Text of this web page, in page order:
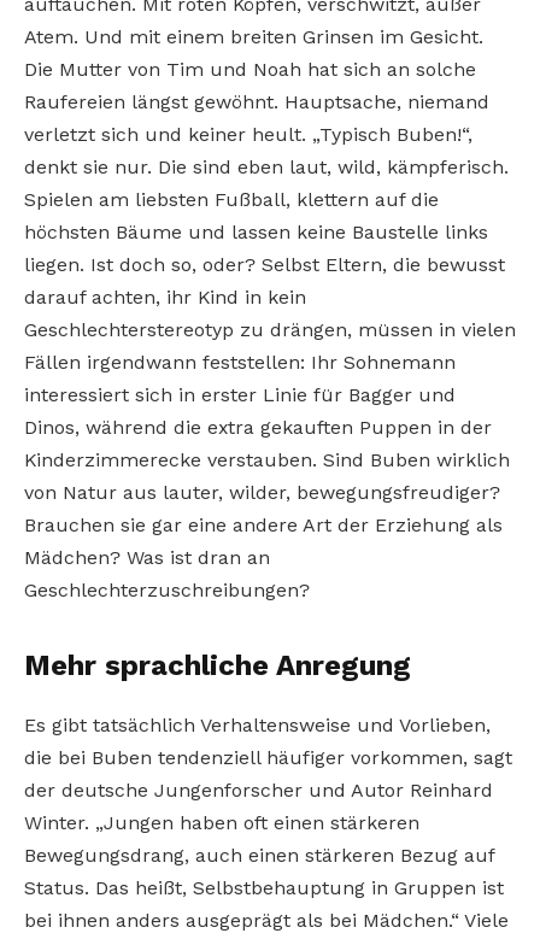
Atem. Und mit einem breiten Grinsen im Gesicht.
Die Mutter von Tim und Noah hat sich an solche
Raufereien längst gewöhnt. Hauptsache, niemand
verletzt sich und keiner heult. „Typisch Buben!“,
denkt sie nur. Die sind eben laut, wild, kämpferisch.
Spielen am liebsten Fußball, klettern auf die
höchsten Bäume und lassen keine Baustelle links
liegen. Ist doch so, oder? Selbst Eltern, die bewusst
darauf achten, ihr Kind in kein
Geschlechterstereotyp zu drängen, müssen in vielen
Fällen irgendwann feststellen: Ihr Sohnemann
interessiert sich in erster Linie für Bagger und
Dinos, während die extra gekauften Puppen in der
Kinderzimmerecke verstauben. Sind Buben wirklich
von Natur aus lauter, wilder, bewegungsfreudiger?
Brauchen sie gar eine andere Art der Erziehung als
Mädchen? Was ist dran an
Geschlechterzuschreibungen?
Mehr sprachliche Anregung
Es gibt tatsächlich Verhaltensweise und Vorlieben,
die bei Buben tendenziell häufiger vorkommen, sagt
der deutsche Jungenforscher und Autor Reinhard
Winter. „Jungen haben oft einen stärkeren
Bewegungsdrang, auch einen stärkeren Bezug auf
Status. Das heißt, Selbstbehauptung in Gruppen ist
bei ihnen anders ausgeprägt als bei Mädchen.“ Viele